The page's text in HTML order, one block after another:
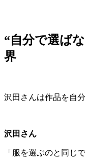
“自分で選ば
界
沢田さんは作品を自
沢田さん
「服を選ぶのと同じ